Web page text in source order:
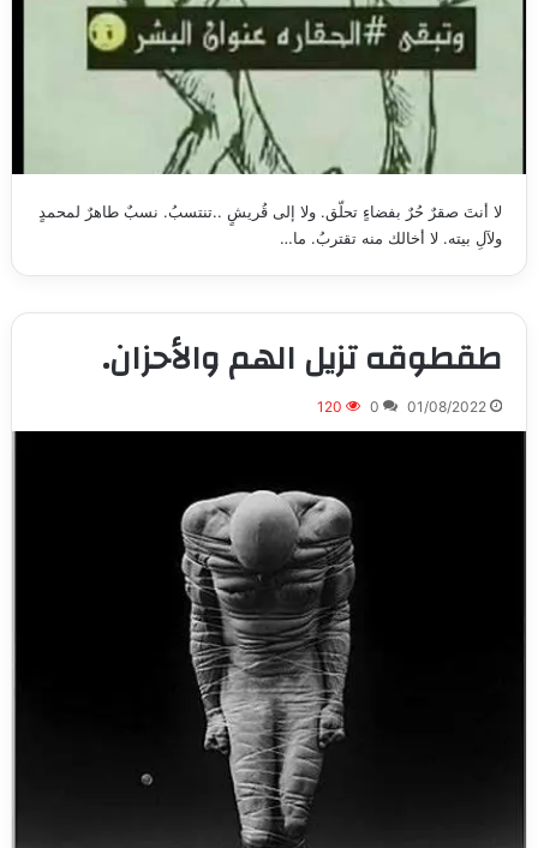
لا أنتَ صقرٌ حُرٌ بفضاءٍ تحلّق. ولا إلى قُريشٍ ..تنتسبُ. نسبٌ طاهرٌ لمحمدٍ
ولآلِ بيته. لا أخالك منه تقتربُ. ما…
طقطوقه تزيل الهم والأحزان.
01/08/2022
0
120